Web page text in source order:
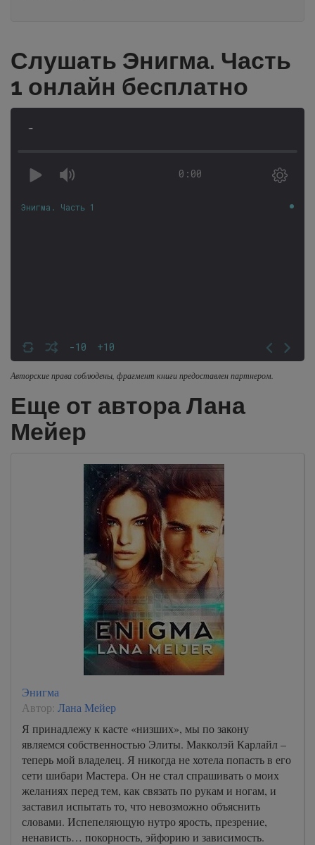
Слушать Энигма. Часть
1 онлайн бесплатно
-
0:00
-10 +10
Энигма. Часть 1
Авторские права соблюдены, фрагмент книги предоставлен партнером.
Еще от автора Лана
Мейер
Энигма
Автор: Лана Мейер
Я принадлежу к касте «низших», мы по закону
являемся собственностью Элиты. Макколэй Карлайл –
теперь мой владелец. Я никогда не хотела попасть в его
сети шибари Мастера. Он не стал спрашивать о моих
желаниях перед тем, как связать по рукам и ногам, и
заставил испытать то, что невозможно объяснить
словами. Испепеляющую нутро ярость, презрение,
ненависть… покорность, эйфорию и зависимость.